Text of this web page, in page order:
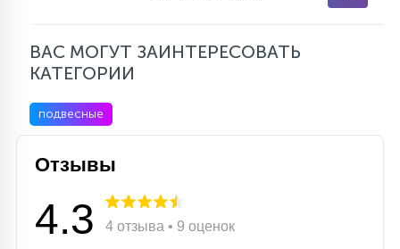
ВАС МОГУТ ЗАИНТЕРЕСОВАТЬ
КАТЕГОРИИ
подвесные
Отзывы
4.3 4 отзыва • 9 оценок